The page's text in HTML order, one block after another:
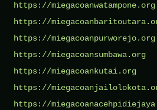
https://miegacoanwatampone.org
https://
https://miegacoanpurworejo.org
https://miegacoansumbawa.org
https://miegacoankutai.org
https://
https://